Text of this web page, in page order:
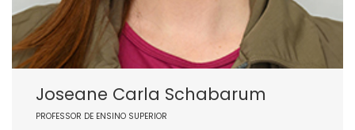
Joseane Carla Schabarum
PROFESSOR DE ENSINO SUPERIOR